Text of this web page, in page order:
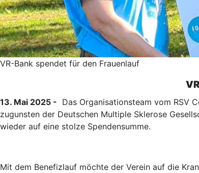
VR-Bank spendet für den Frauenlauf
13. Mai 2025 - Das Organisationsteam vom RSV
zugunsten der Deutschen Multiple Sklerose
wieder auf eine stolze Spendensumme.
Mit dem Benefizlauf möchte der Verein auf die